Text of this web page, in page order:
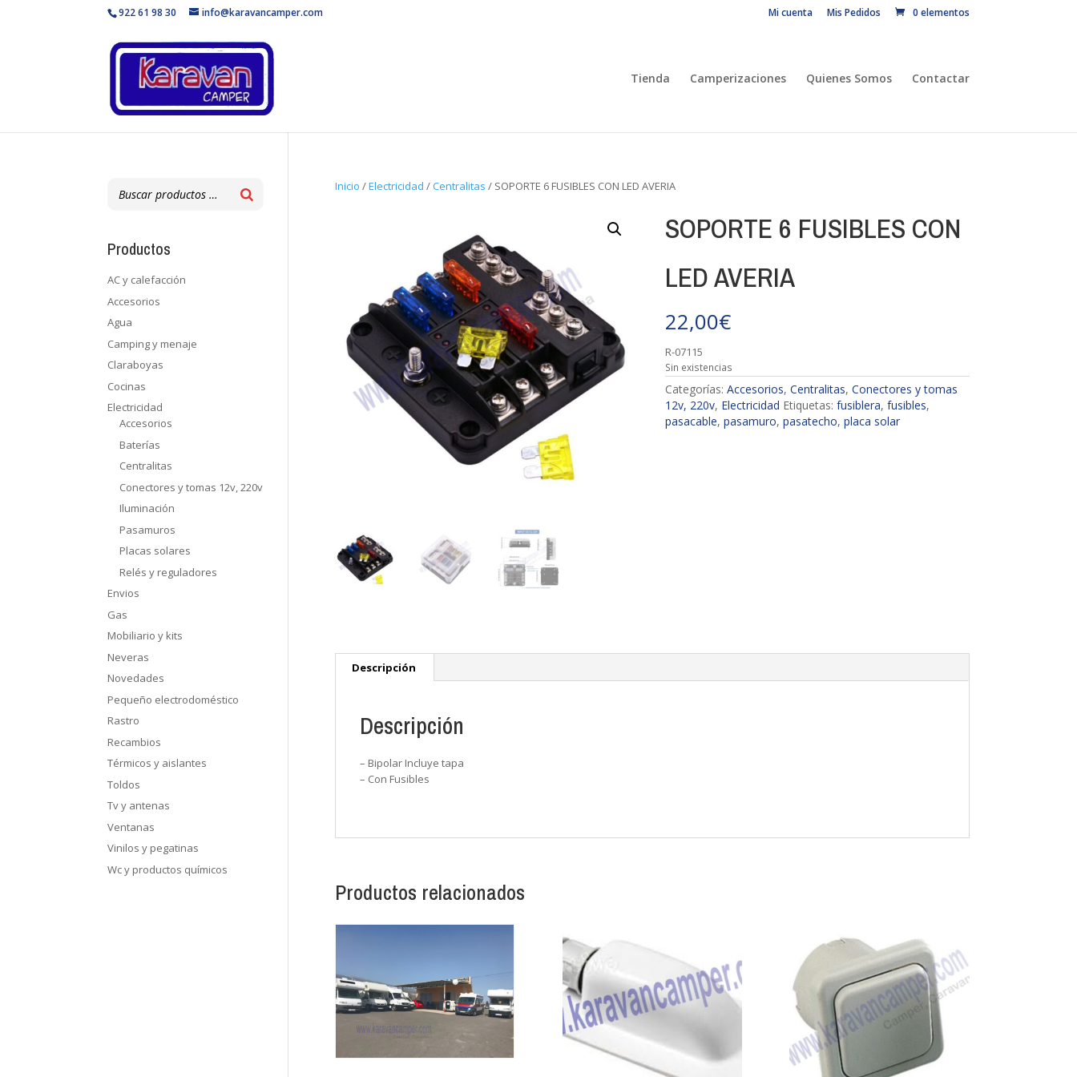
922 61 98 30 info@karavancamper.com Mi cuenta Mis Pedidos 0 elementos
Tienda Camperizaciones Quienes Somos Contactar
Inicio /Electricidad /Centralitas / SOPORTE 6 FUSIBLES CON LED AVERIA
SOPORTE 6 FUSIBLES CON
LED AVERIA
22,00€
R-07115
Sin existencias
Categorías: Accesorios, Centralitas, Conectores y tomas
12v, 220v, Electricidad Etiquetas: fusiblera, fusibles,
pasacable, pasamuro, pasatecho, placa solar
Descripción
Descripción
– Bipolar Incluye tapa
– Con Fusibles
Productos relacionados
Productos
AC y calefacción
Accesorios
Agua
Camping y menaje
Claraboyas
Cocinas
Electricidad
Accesorios
Baterías
Centralitas
Conectores y tomas 12v, 220v
Iluminación
Pasamuros
Placas solares
Relés y reguladores
Envios
Gas
Mobiliario y kits
Neveras
Novedades
Pequeño electrodoméstico
Rastro
Recambios
Térmicos y aislantes
Toldos
Tv y antenas
Ventanas
Vinilos y pegatinas
Wc y productos químicos